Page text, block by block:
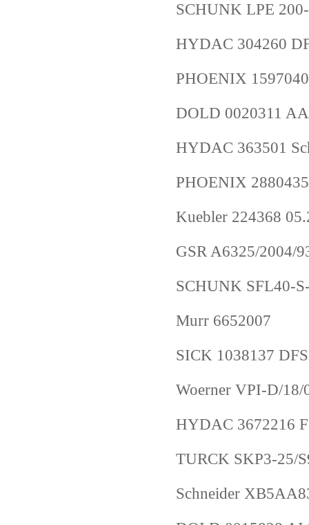
SCHUNK LPE
HYDAC 304260
PHOENIX 1597040
DOLD 0020311
HYDAC 363501
PHOENIX 2880435
Kuebler 224368
GSR A6325/2004/
SCHUNK SFL40-
Murr 6652007
SICK 1038137
Woerner VPI-D/
HYDAC 3672216
TURCK SKP3-25/
Schneider